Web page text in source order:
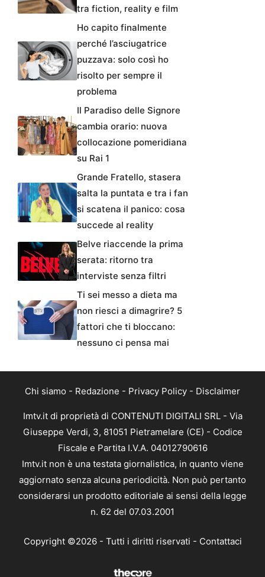
tra fiction, reality e film
Ho capito finalmente
perché l’asciugatrice
puzzava: solo così ho
risolto per sempre il
problema
Il Paradiso delle Signore
cambia orario: nuova
collocazione pomeridiana
su Rai 1
Grande Fratello, stasera
salta la puntata e tra i fan
si scatena il panico: cosa
succede al reality
Belve riaccende la prima
serata: ritorno tra
interviste senza filtri
Ti sei messo a dieta ma
non riesci a dimagrire? 5
fattori che ti bloccano:
nessuno ci pensa mai
Chi siamo - Redazione - Privacy Policy - Disclaimer
Imtv.it di proprietà di CONTENUTI DIGITALI SRL - Via
Giuseppe Verdi, 3, 81051 Pietramelare (CE) - Codice
Fiscale e Partita I.V.A. 04012790616
Imtv.it non è una testata giornalistica, in quanto viene
aggiornato senza alcuna periodicità. Non può pertanto
considerarsi un prodotto editoriale ai sensi della legge
n. 62 del 07.03.2001
Copyright ©2026 - Tutti i diritti riservati - Contattaci